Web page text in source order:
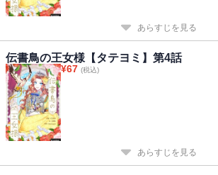
あらすじを見る
伝書鳥の王女様【タテヨミ】第4話
¥67 (税込)
あらすじを見る